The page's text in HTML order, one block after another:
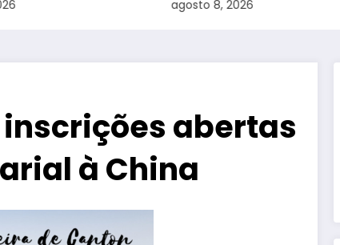
inscrições abertas
à China